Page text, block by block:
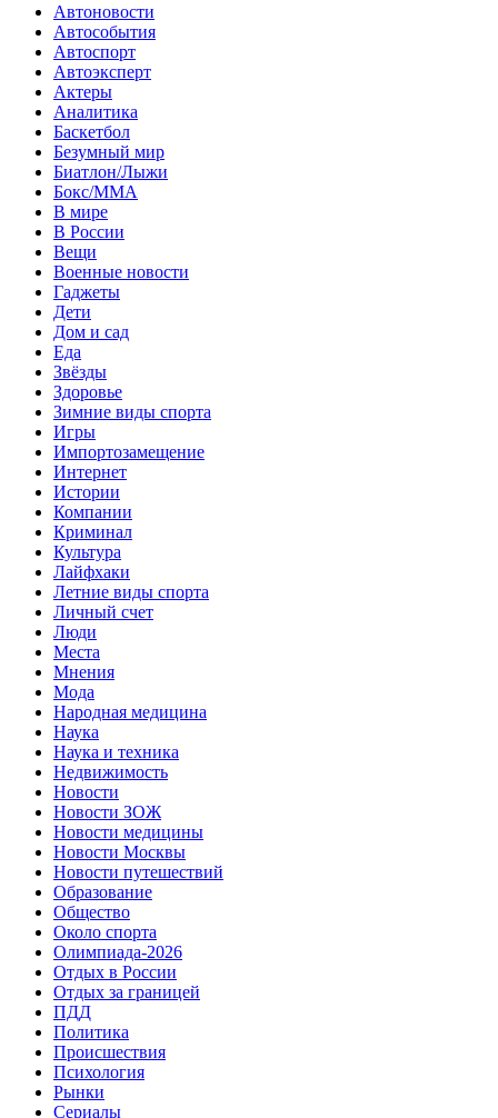
Автоновости
Автособытия
Автоспорт
Автоэксперт
Актеры
Аналитика
Баскетбол
Безумный мир
Биатлон/Лыжи
Бокс/MMA
В мире
В России
Вещи
Военные новости
Гаджеты
Дети
Дом и сад
Еда
Звёзды
Здоровье
Зимние виды спорта
Игры
Импортозамещение
Интернет
Истории
Компании
Криминал
Культура
Лайфхаки
Летние виды спорта
Личный счет
Люди
Места
Мнения
Мода
Народная медицина
Наука
Наука и техника
Недвижимость
Новости
Новости ЗОЖ
Новости медицины
Новости Москвы
Новости путешествий
Образование
Общество
Около спорта
Олимпиада-2026
Отдых в России
Отдых за границей
ПДД
Политика
Происшествия
Психология
Рынки
Сериалы